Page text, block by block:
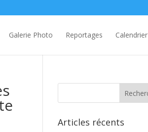
Galerie Photo Reportages Calendrier
Articles récents